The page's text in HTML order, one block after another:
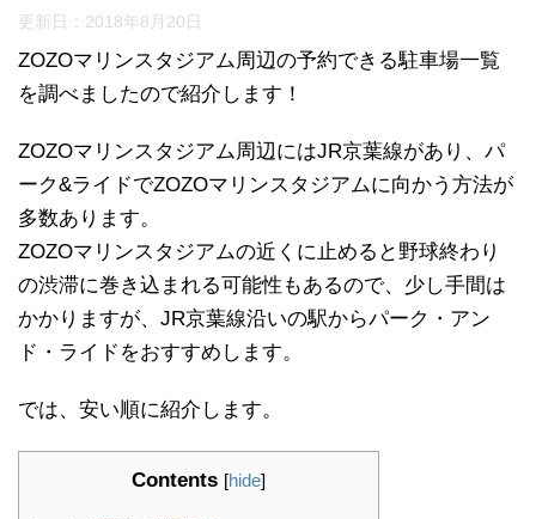
更新日： 2018年8月20日
ZOZOマリンスタジアム周辺の予約できる駐車場一覧
を調べましたので紹介します！
ZOZOマリンスタジアム周辺にはJR京葉線があり、パ
ーク&ライドでZOZOマリンスタジアムに向かう方法が
多数あります。
ZOZOマリンスタジアムの近くに止めると野球終わり
の渋滞に巻き込まれる可能性もあるので、少し手間は
かかりますが、JR京葉線沿いの駅からパーク・アン
ド・ライドをおすすめします。
では、安い順に紹介します。
Contents [hide]